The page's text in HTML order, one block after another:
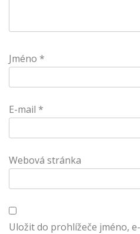
Jméno *
E-mail *
Webová stránka
Uložit do prohlížeče jméno,